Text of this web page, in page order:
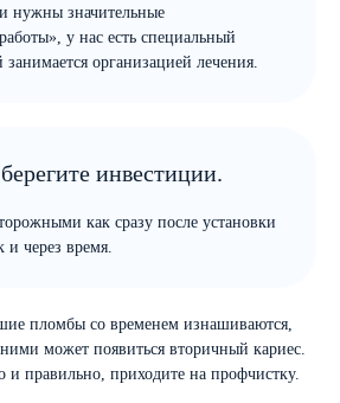
нужны значительные
у нас есть специальный
организацией лечения.
инвестиции.
как сразу после установки
и через время.
пломбы со временем изнашиваются,
может появиться вторичный кариес.
и правильно, приходите на профчистку.